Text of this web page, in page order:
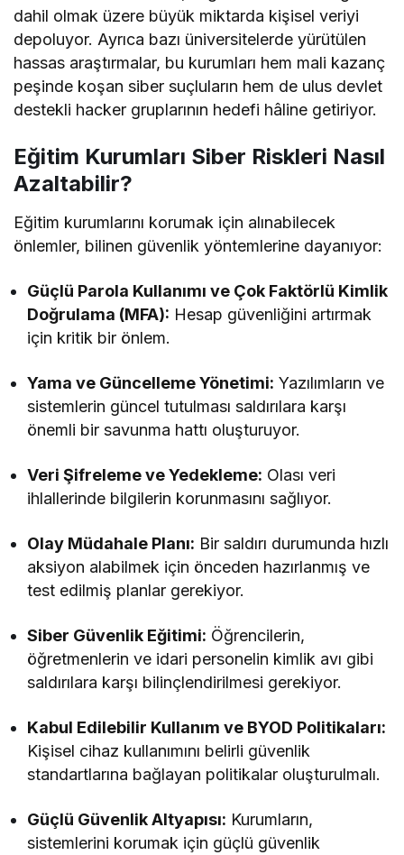
dahil olmak üzere büyük miktarda kişisel veriyi
depoluyor. Ayrıca bazı üniversitelerde yürütülen
hassas araştırmalar, bu kurumları hem mali kazanç
peşinde koşan siber suçluların hem de ulus devlet
destekli hacker gruplarının hedefi hâline getiriyor.
Eğitim Kurumları Siber Riskleri Nasıl
Azaltabilir?
Eğitim kurumlarını korumak için alınabilecek
önlemler, bilinen güvenlik yöntemlerine dayanıyor:
Güçlü Parola Kullanımı ve Çok Faktörlü Kimlik
Doğrulama (MFA): Hesap güvenliğini artırmak
için kritik bir önlem.
Yama ve Güncelleme Yönetimi: Yazılımların ve
sistemlerin güncel tutulması saldırılara karşı
önemli bir savunma hattı oluşturuyor.
Veri Şifreleme ve Yedekleme: Olası veri
ihlallerinde bilgilerin korunmasını sağlıyor.
Olay Müdahale Planı: Bir saldırı durumunda hızlı
aksiyon alabilmek için önceden hazırlanmış ve
test edilmiş planlar gerekiyor.
Siber Güvenlik Eğitimi: Öğrencilerin,
öğretmenlerin ve idari personelin kimlik avı gibi
saldırılara karşı bilinçlendirilmesi gerekiyor.
Kabul Edilebilir Kullanım ve BYOD Politikaları:
Kişisel cihaz kullanımını belirli güvenlik
standartlarına bağlayan politikalar oluşturulmalı.
Güçlü Güvenlik Altyapısı: Kurumların,
sistemlerini korumak için güçlü güvenlik